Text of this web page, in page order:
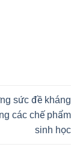
sức đề kháng
các chế phẩm
sinh học